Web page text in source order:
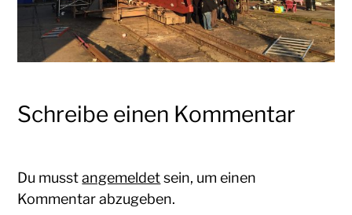
Schreibe einen Kommentar
Du musstangemeldetsein, um einen
Kommentar abzugeben.